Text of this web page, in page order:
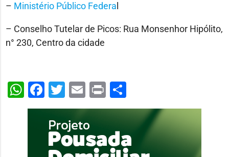
– Ministério Público Federa
– Conselho Tutelar de Picos: Rua Monsenhor Hipólito,
n° 230, Centro da cidade
WhatsApp
Facebook
Twitter
Email
PrintShare